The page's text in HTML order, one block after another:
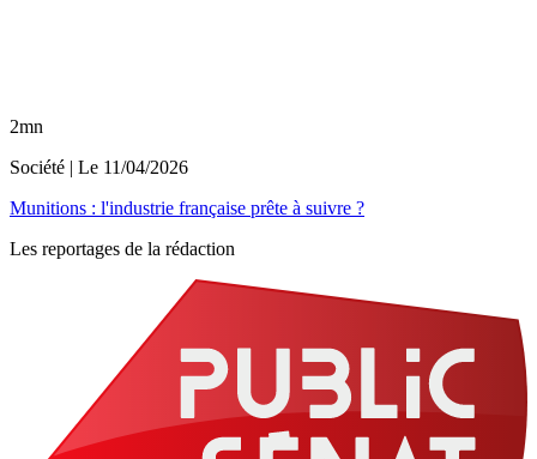
2mn
Société | Le 11/04/2026
Munitions : l'industrie française prête à suivre ?
Les reportages de la rédaction